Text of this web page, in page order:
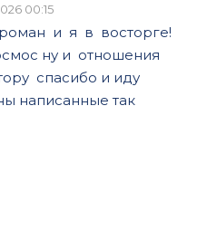
00:15
и я в восторге!
ну и отношения
спасибо и иду
написанные так